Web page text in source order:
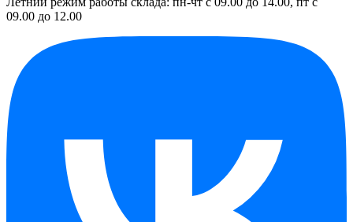
09.00 до 12.00